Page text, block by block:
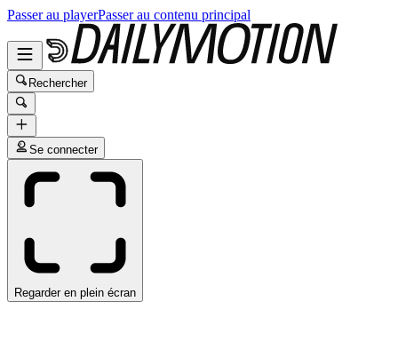
Passer au playerPasser au contenu principal
Rechercher
Se connecter
Regarder en plein écran